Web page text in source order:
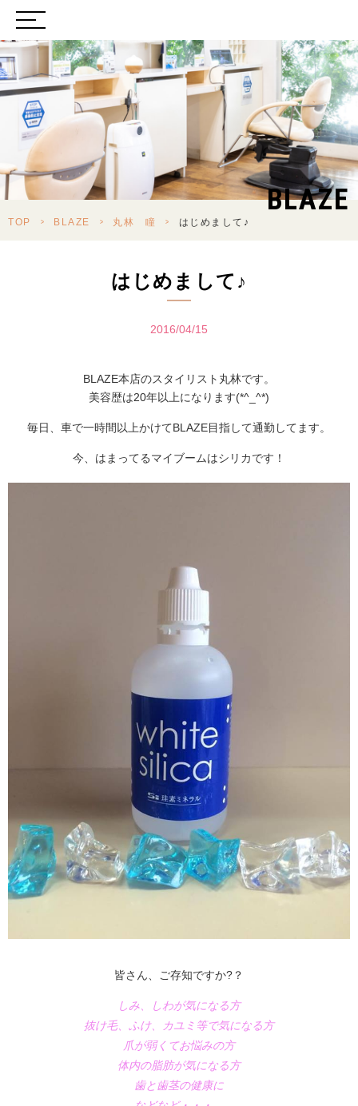
BLAZE
TOP > BLAZE > 丸林 瞳 > はじめまして♪
はじめまして♪
2016/04/15
BLAZE本店のスタイリスト丸林です。
美容歴は20年以上になります(*^_^*)
毎日、車で一時間以上かけてBLAZE目指して通勤してます。
今、はまってるマイブームはシリカです！
皆さん、ご存知ですか?？
しみ、しわが気になる方
抜け毛、ふけ、カユミ等で気になる方
爪が弱くてお悩みの方
体内の脂肪が気になる方
歯と歯茎の健康に